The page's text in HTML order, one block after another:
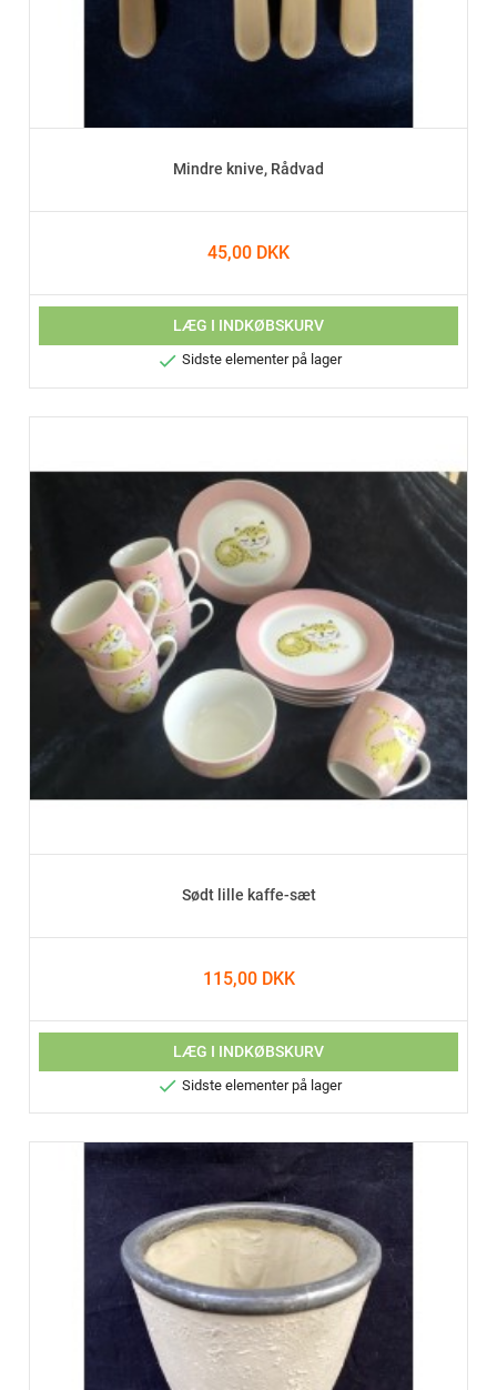
Mindre knive, Rådvad
45,00 DKK
LÆG I INDKØBSKURV
 Sidste elementer på lager
Sødt lille kaffe-sæt
115,00 DKK
LÆG I INDKØBSKURV
 Sidste elementer på lager